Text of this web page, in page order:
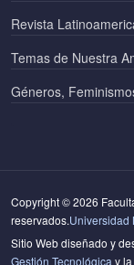
Revista
Temas de Nuestra
Géneros,
Copyright © 2026
reservados.Universidad
Sitio Web diseñado y
Gestión Tecnológica y